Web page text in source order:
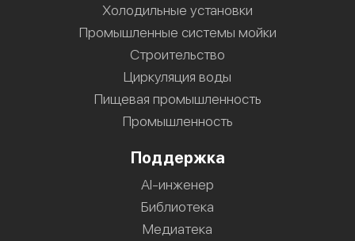
Холодильные установки
Промышленные системы мойки
Строительство
Циркуляция воды
Пищевая промышленность
Промышленность
Поддержка
AI-инженер
Библиотека
Медиатека